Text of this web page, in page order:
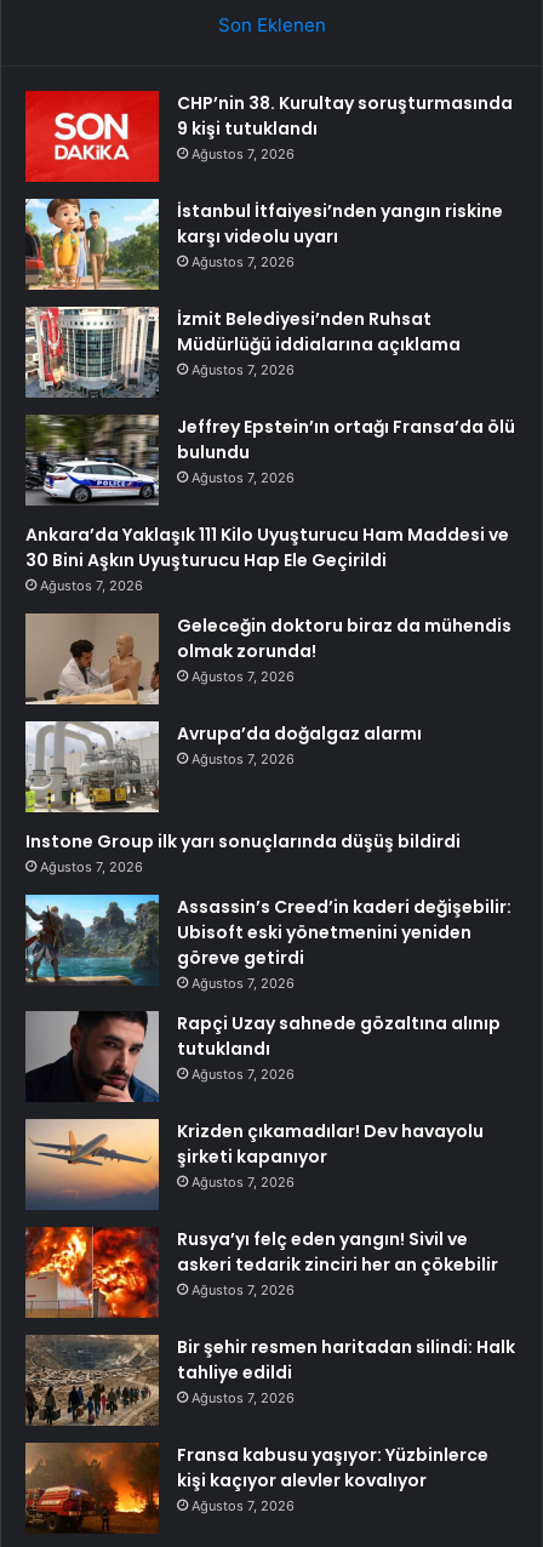
Son Eklenen
CHP’nin 38. Kurultay soruşturmasında
9 kişi tutuklandı
Ağustos 7, 2026
İstanbul İtfaiyesi’nden yangın riskine
karşı videolu uyarı
Ağustos 7, 2026
İzmit Belediyesi’nden Ruhsat
Müdürlüğü iddialarına açıklama
Ağustos 7, 2026
Jeffrey Epstein’ın ortağı Fransa’da ölü
bulundu
Ağustos 7, 2026
Ankara’da Yaklaşık 111 Kilo Uyuşturucu Ham Maddesi ve
30 Bini Aşkın Uyuşturucu Hap Ele Geçirildi
Ağustos 7, 2026
Geleceğin doktoru biraz da mühendis
olmak zorunda!
Ağustos 7, 2026
Avrupa’da doğalgaz alarmı
Ağustos 7, 2026
Instone Group ilk yarı sonuçlarında düşüş bildirdi
Ağustos 7, 2026
Assassin’s Creed’in kaderi değişebilir:
Ubisoft eski yönetmenini yeniden
göreve getirdi
Ağustos 7, 2026
Rapçi Uzay sahnede gözaltına alınıp
tutuklandı
Ağustos 7, 2026
Krizden çıkamadılar! Dev havayolu
şirketi kapanıyor
Ağustos 7, 2026
Rusya’yı felç eden yangın! Sivil ve
askeri tedarik zinciri her an çökebilir
Ağustos 7, 2026
Bir şehir resmen haritadan silindi: Halk
tahliye edildi
Ağustos 7, 2026
Fransa kabusu yaşıyor: Yüzbinlerce
kişi kaçıyor alevler kovalıyor
Ağustos 7, 2026